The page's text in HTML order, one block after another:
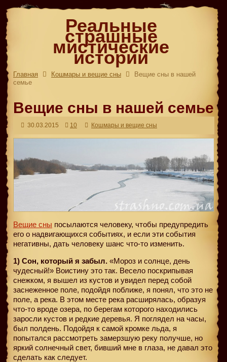
Реальные
страшные
мистические
истории
Главная Кошмары и вещие сны
Вещие сны в нашей
семье
Вещие сны в нашей семье
30.03.2015 10 Кошмары и вещие сны
Вещие сны посылаются человеку, чтобы предупредить
его о надвигающихся событиях, и если эти события
негативны, дать человеку шанс что-то изменить.
1) Сон, который я забыл. «Мороз и солнце, день
чудесный!» Воистину это так. Весело поскрипывая
снежком, я вышел из кустов и увидел перед собой
заснеженное поле, подойдя поближе, я понял, что это не
поле, а река. В этом месте река расширялась, образуя
что-то вроде озера, по берегам которого находились
заросли кустов и редкие деревья. Я поглядел на часы,
был полдень. Подойдя к самой кромке льда, я
попытался рассмотреть замерзшую реку получше, но
яркий солнечный свет, бивший мне в глаза, не давал это
сделать как следует.